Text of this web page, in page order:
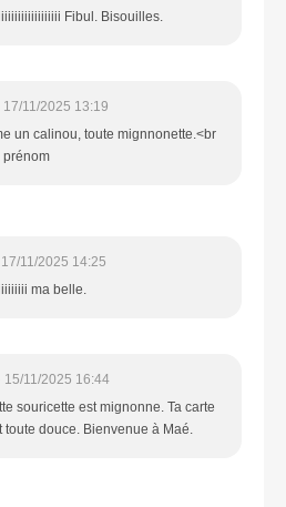
Fibul. Bisouilles.
17/11/2025 13:19
un calinou, toute mignnonette.<br
prénom
17/11/2025 14:25
ma belle.
15/11/2025 16:44
souricette est mignonne. Ta carte
toute douce. Bienvenue à Maé.